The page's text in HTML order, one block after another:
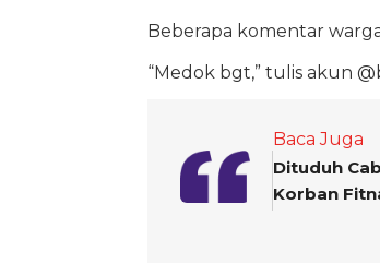
Beberapa komentar
“Medok bgt,” tulis akun
Baca Juga
Dituduh
Korban